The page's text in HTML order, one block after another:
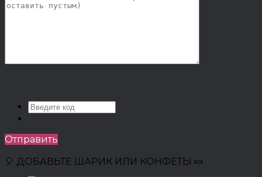
Отправить
🎈 ДОБАВЬТЕ ШАРИК ИЛИ КОНФЕТЫ 🍬